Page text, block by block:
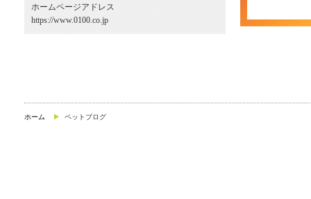
ホームページアドレス
https://www.0100.co.jp
ホーム ペットブログ